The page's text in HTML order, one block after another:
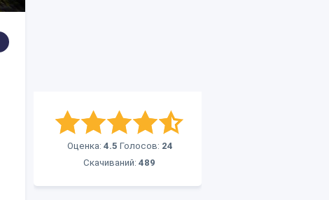
Оценка: 4.5 Голосов: 24
Скачиваний: 489